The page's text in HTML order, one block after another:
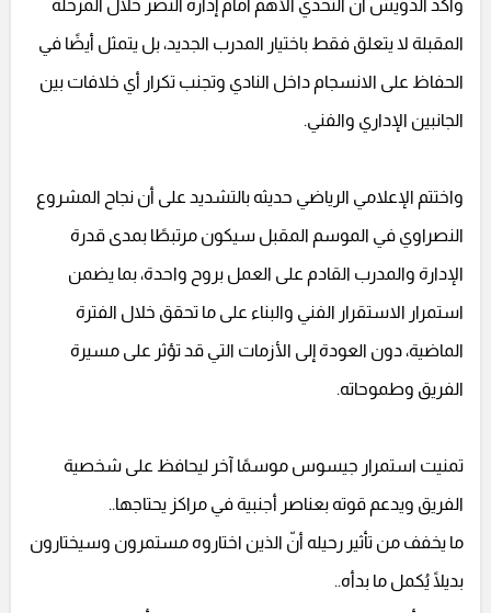
وأكد الدويش أن التحدي الأهم أمام إدارة النصر خلال المرحلة
المقبلة لا يتعلق فقط باختيار المدرب الجديد، بل يتمثل أيضًا في
الحفاظ على الانسجام داخل النادي وتجنب تكرار أي خلافات بين
الجانبين الإداري والفني.
واختتم الإعلامي الرياضي حديثه بالتشديد على أن نجاح المشروع
النصراوي في الموسم المقبل سيكون مرتبطًا بمدى قدرة
الإدارة والمدرب القادم على العمل بروح واحدة، بما يضمن
استمرار الاستقرار الفني والبناء على ما تحقق خلال الفترة
الماضية، دون العودة إلى الأزمات التي قد تؤثر على مسيرة
الفريق وطموحاته.
تمنيت استمرار جيسوس موسمًا آخر ليحافظ على شخصية
الفريق ويدعم قوته بعناصر أجنبية في مراكز يحتاجها..
ما يخفف من تأثير رحيله أنّ الذين اختاروه مستمرون وسيختارون
بديلًا يُكمل ما بدأه..